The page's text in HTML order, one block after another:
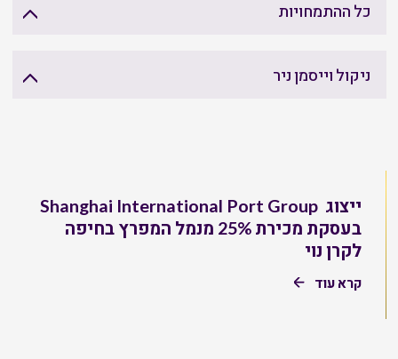
כל ההתמחויות
ניקול וייסמן ניר
ייצוג Shanghai International Port Group
בעסקת מכירת 25% מנמל המפרץ בחיפה
לקרן נוי
קרא עוד